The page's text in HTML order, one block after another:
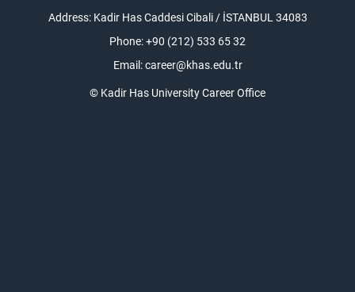
Address: Kadir Has Caddesi Cibali / İSTANBUL 34083
Phone: +90 (212) 533 65 32
Email:career@khas.edu.tr
© Kadir Has University Career Office